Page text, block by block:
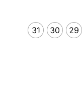
29
30
31